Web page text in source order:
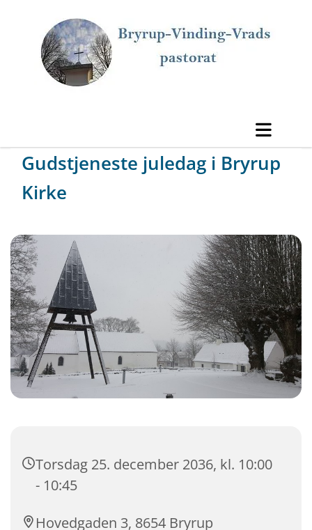
Gudstjeneste juledag i Bryrup
Kirke
Torsdag 25. december 2036, kl. 10:00
- 10:45
Hovedgaden 3, 8654 Bryrup